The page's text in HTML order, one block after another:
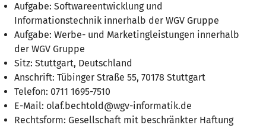
Aufgabe: Softwareentwicklung und
Informationstechnik innerhalb der WGV Gruppe
Aufgabe: Werbe- und Marketingleistungen innerhalb
der WGV Gruppe
Sitz: Stuttgart, Deutschland
Anschrift: Tübinger Straße 55, 70178 Stuttgart
Telefon: 0711 1695-7510
E-Mail: olaf.bechtold@wgv-informatik.de
Rechtsform: Gesellschaft mit beschränkter Haftung